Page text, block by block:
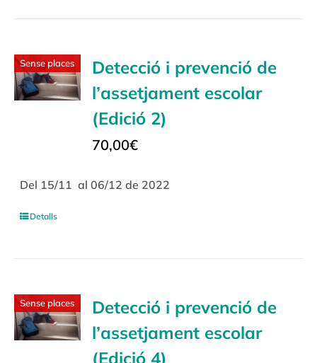
Sense places
Detecció i prevenció de
l’assetjament escolar
(Edició 2)
70,00€
Del 15/11 al 06/12 de 2022
Detalls
Sense places
Detecció i prevenció de
l’assetjament escolar
(Edició 4)